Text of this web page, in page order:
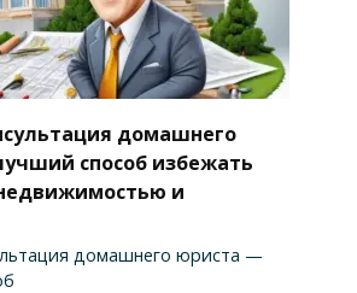
домашнего
способ избежать
и
домашнего юриста —